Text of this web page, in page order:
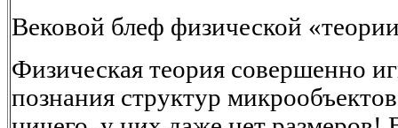
Вековой блеф физической
Физическая теория совершенно
познания структур